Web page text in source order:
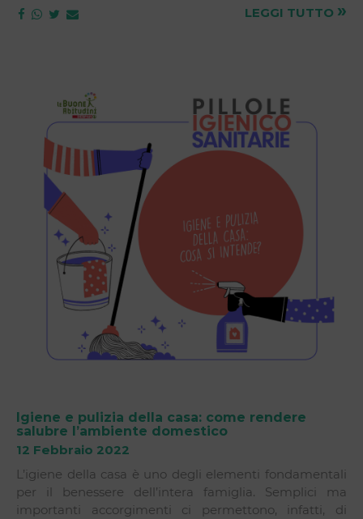
LEGGI TUTTO »
Igiene e pulizia della casa: come rendere
salubre l’ambiente domestico
12 Febbraio 2022
L’igiene della casa è uno degli elementi fondamentali
per il benessere dell’intera famiglia. Semplici ma
importanti accorgimenti ci permettono, infatti, di